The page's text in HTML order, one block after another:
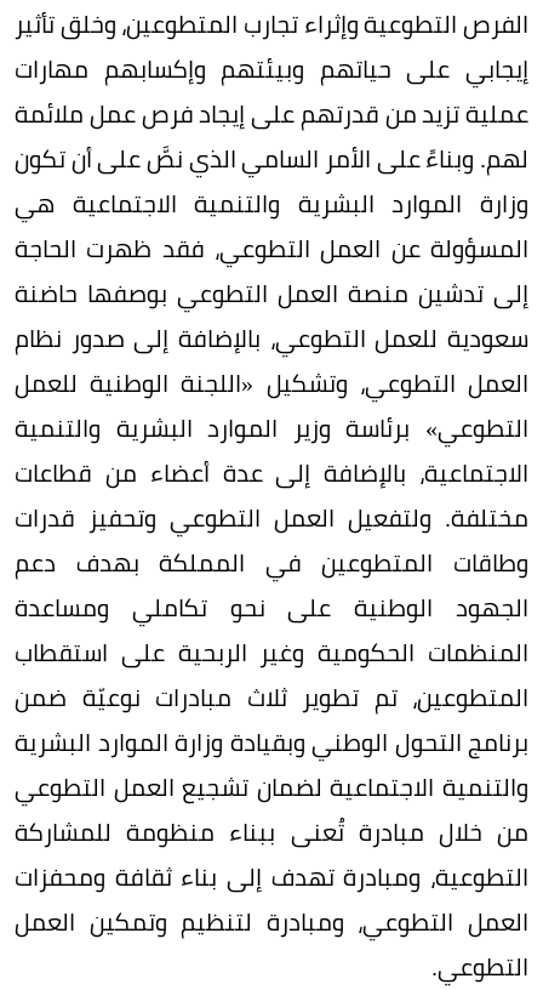
الفرص التطوعية وإثراء تجارب المتطوعين، وخلق تأثير
إيجابي على حياتهم وبيئتهم وإكسابهم مهارات
عملية تزيد من قدرتهم على إيجاد فرص عمل ملائمة
لهم. وبناءً على الأمر السامي الذي نصَّ على أن تكون
وزارة الموارد البشرية والتنمية الاجتماعية هي
المسؤولة عن العمل التطوعي، فقد ظهرت الحاجة
إلى تدشين منصة العمل التطوعي بوصفها حاضنة
سعودية للعمل التطوعي، بالإضافة إلى صدور نظام
العمل التطوعي، وتشكيل «اللجنة الوطنية للعمل
التطوعي» برئاسة وزير الموارد البشرية والتنمية
الاجتماعية، بالإضافة إلى عدة أعضاء من قطاعات
مختلفة. ولتفعيل العمل التطوعي وتحفيز قدرات
وطاقات المتطوعين في المملكة بهدف دعم
الجهود الوطنية على نحو تكاملي ومساعدة
المنظمات الحكومية وغير الربحية على استقطاب
المتطوعين، تم تطوير ثلاث مبادرات نوعيّة ضمن
برنامج التحول الوطني وبقيادة وزارة الموارد البشرية
والتنمية الاجتماعية لضمان تشجيع العمل التطوعي
من خلال مبادرة تُعنى ببناء منظومة للمشاركة
التطوعية، ومبادرة تهدف إلى بناء ثقافة ومحفزات
العمل التطوعي، ومبادرة لتنظيم وتمكين العمل
التطوعي.